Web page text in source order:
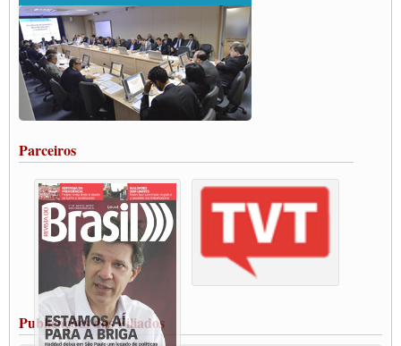
ENCONTRO INTERNACIONAL EM APOIO A CLASSE TRABALHADORA
DO BRASIL E A ELEIÇÃO 2022
Carta às Brasileiras e aos Brasileiros em Defesa do Estado Democrático de Direito
Paulinho, presidente da CNTTL, faz balanço do 3º Congresso da CNTTL
Caminhoneiros aprovam greve a partir do 1º de novembro
Rodoviários de Feira Santana fazem Assembleia para avaliar proposta de reajuste
salarial
Vacina Já: Lockdown de 24 horas dos trabalhadores em transportes está mantido,
Condutores de Guarulhos farão greve sanitária nesta terça-feira (20)
Paralisação dos Caminhoneiros na #BR285, entrocamento que liga o Mercosul ao
Rio Grande
Caminhoneiros bloqueiam duas faixas na Castello Branco e fazem protesto
Modal-Live #13 Aumento da Violência Contra Mulher e o Adoecimento da Classe
Trabalhadora em Tempos de Pandemia
MODAL-LIVE#12 POLÍTICAS PÚBLICAS DE TRANSPORTE PARA A
CLASSE TRABALHADORA E ELEIÇÕES NA PANDEMIA
MODAL-LIVE#11 POLÍTICAS PÚBLICAS DE TRANSPORTE
Parceiros
Publicações dos Filiados